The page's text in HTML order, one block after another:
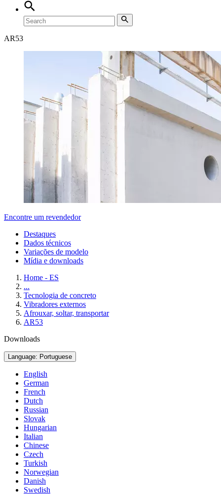
AR53
Encontre um revendedor
Destaques
Dados técnicos
Variações de modelo
Mídia e downloads
Home - ES
...
Tecnologia de concreto
Vibradores externos
Afrouxar, soltar, transportar
AR53
Downloads
Language: Portuguese
English
German
French
Dutch
Russian
Slovak
Hungarian
Italian
Chinese
Czech
Turkish
Norwegian
Danish
Swedish